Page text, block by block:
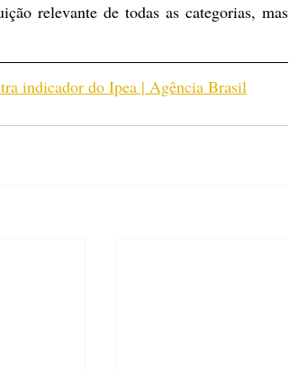
relevante de todas as categorias, mas
indicador do Ipea | Agência Brasil